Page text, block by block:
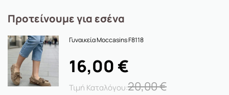
Προτείνουμε για εσένα
Γυναικεία Moccasins F8118
20,00€
16,00 €